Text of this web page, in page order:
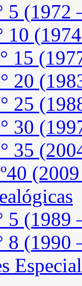
5 (1972
10
15
20
25
30
35
5 (1989
8 (1990